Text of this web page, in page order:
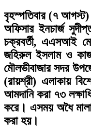
বৃহস্পতিবার (৭ আগস্ট)
অফিসার ইনচার্জ
চক্রবর্তী, এএসআই
জহিরুল ইসলাম ও
মৌলভীবাজার সদর
(রায়শ্রী) এলাকায়
আমদানি করা ৭৩
করে। এসময় অধৈ
করা হয়।